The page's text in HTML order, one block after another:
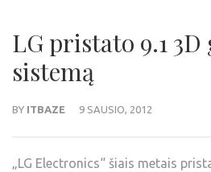
LG pristato 9.1 3D
sistemą
BY ITBAZE 9 SAUSIO, 2012
„LG Electronics“ šiais metais